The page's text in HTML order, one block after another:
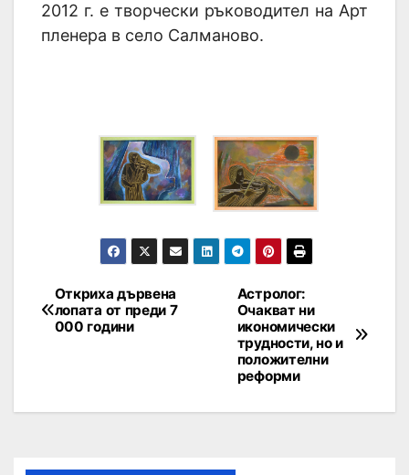
2012 г. е творчески ръководител на Арт
пленера в село Салманово.
Астролог:
Очакват ни
икономически
трудности, но и
положителни
реформи
Откриха дървена
лопата от преди 7
000 години